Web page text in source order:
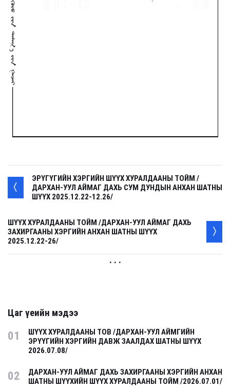
ЭРҮГҮГИЙН ХЭРГИЙН ШҮҮХ ХУРАЛДААНЫ ТОЙМ /
ДАРХАН-УУЛ АЙМАГ ДАХЬ СУМ ДУНДЫН АНХАН ШАТНЫ
ШҮҮХ 2025.12.22-12.26/
ШҮҮХ ХУРАЛДААНЫ ТОЙМ /ДАРХАН-УУЛ АЙМАГ ДАХЬ
ЗАХИРГААНЫ ХЭРГИЙН АНХАН ШАТНЫ ШҮҮХ
2025.12.22-26/
. . .
Цаг үеийн мэдээ
01
ШҮҮХ ХУРАЛДААНЫ ТОВ /ДАРХАН-УУЛ АЙМГИЙН
ЭРҮҮГИЙН ХЭРГИЙН ДАВЖ ЗААЛДАХ ШАТНЫ ШҮҮХ
2026.07.08/
02
ДАРХАН-УУЛ АЙМАГ ДАХЬ ЗАХИРГААНЫ ХЭРГИЙН АНХАН
ШАТНЫ ШҮҮХИЙН ШҮҮХ ХУРАЛДААНЫ ТОЙМ /2026.07.01/